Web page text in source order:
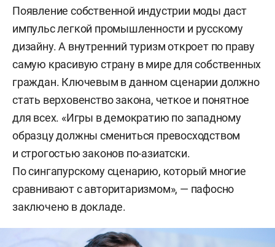
Появление собственной индустрии моды даст
импульс легкой промышленности и русскому
дизайну. А внутренний туризм откроет по праву
самую красивую страну в мире для собственных
граждан. Ключевым в данном сценарии должно
стать верховенство закона, четкое и понятное
для всех. «Игры в демократию по западному
образцу должны смениться превосходством
и строгостью законов по-азиатски.
По сингапурскому сценарию, который многие
сравнивают с авторитаризмом», — пафосно
заключено в докладе.